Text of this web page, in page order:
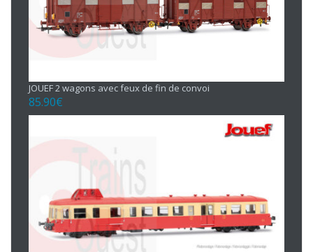
JOUEF 2 wagons avec feux de fin de convoi
85.90€